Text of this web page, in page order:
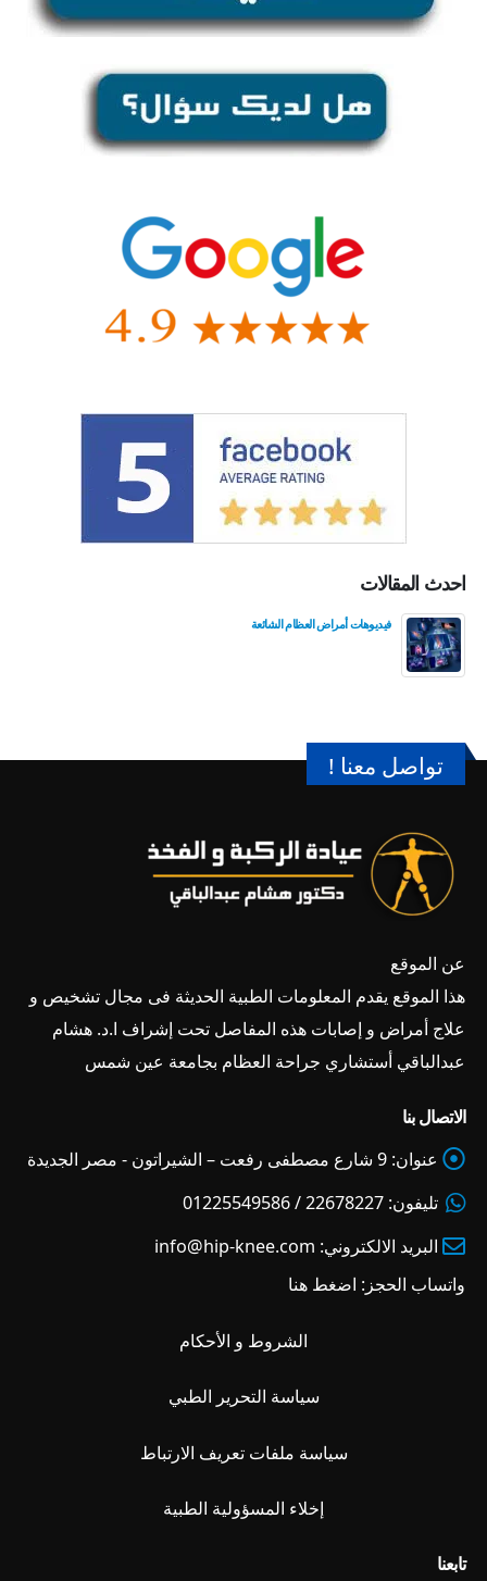
احدث المقالات
فيديوهات أمراض العظام الشائعة
تواصل معنا !
عن الموقع
هذا الموقع يقدم المعلومات الطبية الحديثة فى مجال تشخيص و
علاج أمراض و إصابات هذه المفاصل تحت إشراف ا.د. هشام
عبدالباقي أستشاري جراحة العظام بجامعة عين شمس
الاتصال بنا
عنوان: 9 شارع مصطفى رفعت – الشيراتون - مصر الجديدة
تليفون: 22678227 / 01225549586
البريد الالكتروني: info@hip-knee.com
واتساب الحجز: اضغط هنا
الشروط و الأحكام
سياسة التحرير الطبي
سياسة ملفات تعريف الارتباط
إخلاء المسؤولية الطبية
تابعنا